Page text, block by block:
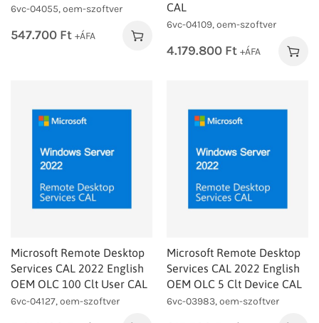
6vc-04055, oem-szoftver
547.700 Ft +ÁFA
CAL
6vc-04109, oem-szoftver
4.179.800 Ft +ÁFA
Microsoft Remote Desktop
Services CAL 2022 English
OEM OLC 100 Clt User CAL
6vc-04127, oem-szoftver
Microsoft Remote Desktop
Services CAL 2022 English
OEM OLC 5 Clt Device CAL
6vc-03983, oem-szoftver